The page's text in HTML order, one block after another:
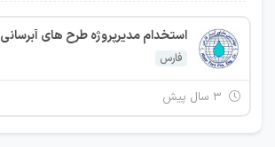
استخدام مدیرپروژه طرح های آبرسانی
فارس